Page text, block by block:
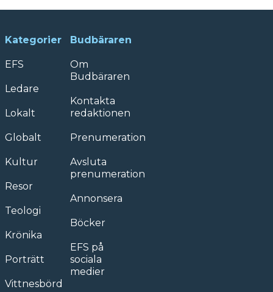
Kategorier
EFS
Ledare
Lokalt
Globalt
Kultur
Resor
Teologi
Krönika
Porträtt
Vittnesbörd
Budbäraren
Om
Budbäraren
Kontakta
redaktionen
Prenumeration
Avsluta
prenumeration
Annonsera
Böcker
EFS på
sociala
medier